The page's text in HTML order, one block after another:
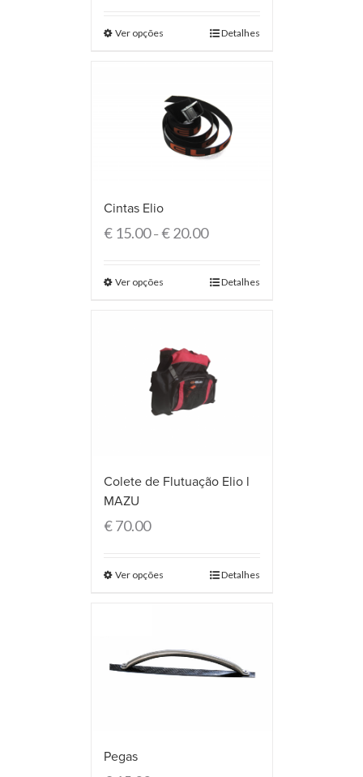
Ver opções Detalhes
Cintas Elio
€15.00–€20.00
Ver opções Detalhes
Colete de Flutuação Elio l
MAZU
€70.00
Ver opções Detalhes
Pegas